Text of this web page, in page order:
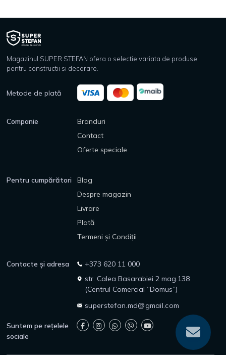
Magazinul SUPER STEFAN ofera o selectie variata de produse
pentru constructii si decorare.
Metode de plată
Companie
Branduri
Contact
Oferte speciale
Pentru cumpărători
Blog
Despre magazin
Livrare
Plată
Termeni și Condiții
Contacte și adresa
+373 620 11 000
str. Calea Basarabiei 2 mag.138
(Centrul Comercial “Domus”)
superstefan.md@gmail.com
Suntem pe rețelele
sociale